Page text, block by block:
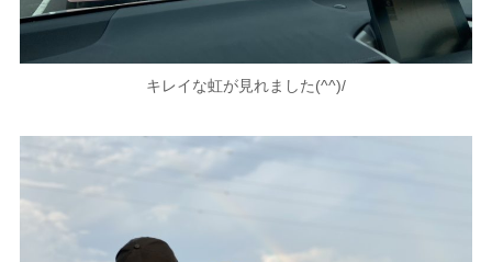
キレイな虹が見れました(^^)/